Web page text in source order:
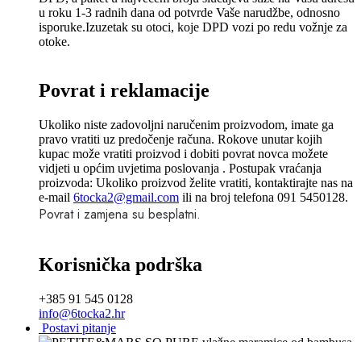
u roku 1-3 radnih dana od potvrde Vaše narudžbe, odnosno
isporuke.Izuzetak su otoci, koje DPD vozi po redu vožnje za
otoke.
Povrat i reklamacije
Ukoliko niste zadovoljni naručenim proizvodom, imate ga
pravo vratiti uz predočenje računa. Rokove unutar kojih
kupac može vratiti proizvod i dobiti povrat novca možete
vidjeti u općim uvjetima poslovanja . Postupak vraćanja
proizvoda: Ukoliko proizvod želite vratiti, kontaktirajte nas na
e-mail 6tocka2@gmail.com ili na broj telefona 091 5450128.
Povrat i zamjena su besplatni.
Korisnička podrška
+385 91 545 0128
info@6tocka2.hr
Postavi pitanje